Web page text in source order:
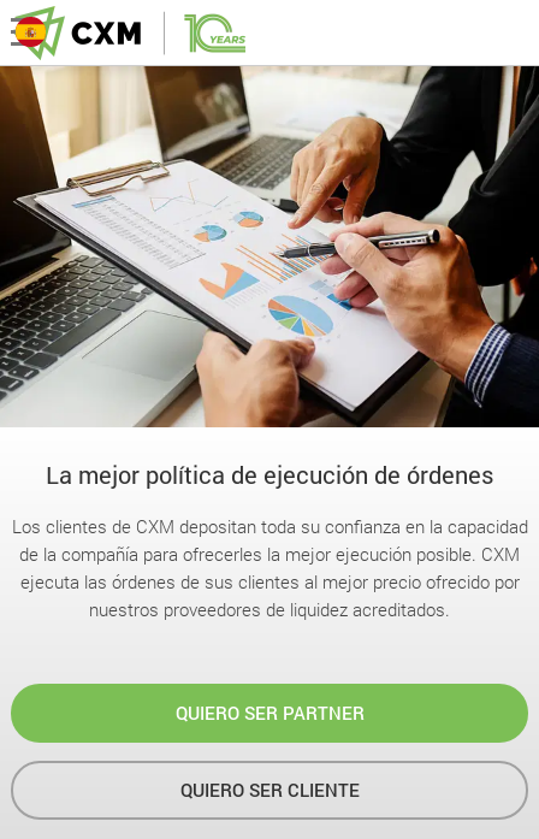
La mejor política de ejecución de órdenes
Los clientes de CXM depositan toda su confianza en la capacidad
de la compañía para ofrecerles la mejor ejecución posible. CXM
ejecuta las órdenes de sus clientes al mejor precio ofrecido por
nuestros proveedores de liquidez acreditados.
QUIERO SER PARTNER
QUIERO SER CLIENTE